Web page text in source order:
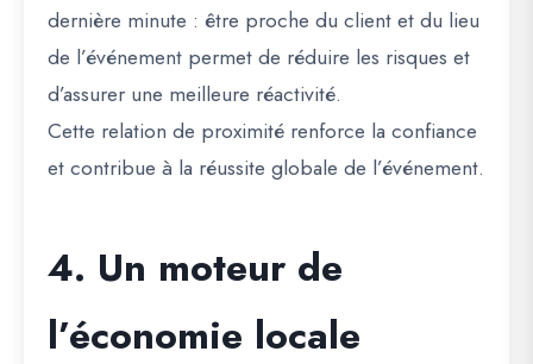
dernière minute : être proche du client et du lieu
de l’événement permet de réduire les risques et
d’assurer une meilleure réactivité.
Cette relation de proximité renforce la confiance
et contribue à la réussite globale de l’événement.
4. Un moteur de
l’économie locale